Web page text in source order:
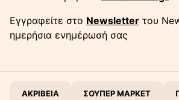
Εγγραφείτε στο Newsletter του
ημερήσια ενημέρωσή σας
ΑΚΡΙΒΕΙΑ ΣΟΥΠΕΡ ΜΑΡΚΕΤ